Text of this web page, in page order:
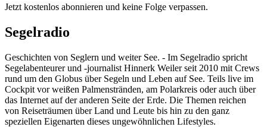
Jetzt kostenlos abonnieren und keine Folge verpassen.
Segelradio
Geschichten von Seglern und weiter See. - Im Segelradio spricht
Segelabenteurer und -journalist Hinnerk Weiler seit 2010 mit Crews
rund um den Globus über Segeln und Leben auf See. Teils live im
Cockpit vor weißen Palmenstränden, am Polarkreis oder auch über
das Internet auf der anderen Seite der Erde. Die Themen reichen
von Reiseträumen über Land und Leute bis hin zu den ganz
speziellen Eigenarten dieses ungewöhnlichen Lifestyles.